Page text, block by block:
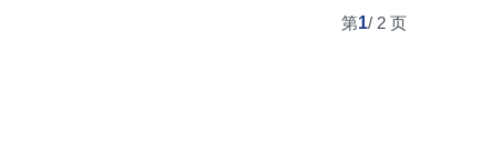
第1/ 2 页